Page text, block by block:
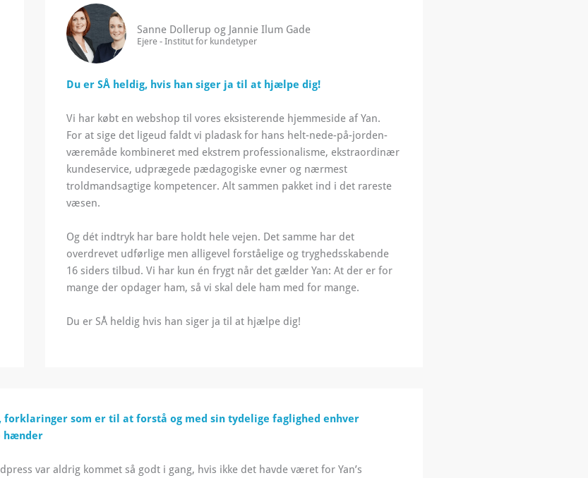
Sanne Dollerup og Jannie Ilum Gade
Ejere - Institut for kundetyper
Du er SÅ heldig, hvis han siger ja til at hjælpe dig!
Vi har købt en webshop til vores eksisterende hjemmeside af Yan.
For at sige det ligeud faldt vi pladask for hans helt-nede-på-jorden-
væremåde kombineret med ekstrem professionalisme, ekstraordinær
kundeservice, udprægede pædagogiske evner og nærmest
troldmandsagtige kompetencer. Alt sammen pakket ind i det rareste
væsen.
Og dét indtryk har bare holdt hele vejen. Det samme har det
overdrevet udførlige men alligevel forståelige og tryghedsskabende
16 siders tilbud. Vi har kun én frygt når det gælder Yan: At der er for
mange der opdager ham, så vi skal dele ham med for mange.
Du er SÅ heldig hvis han siger ja til at hjælpe dig!
forklaringer som er til at forstå og med sin tydelige faglighed enhver
hænder
var aldrig kommet så godt i gang, hvis ikke det havde været for Yan’s